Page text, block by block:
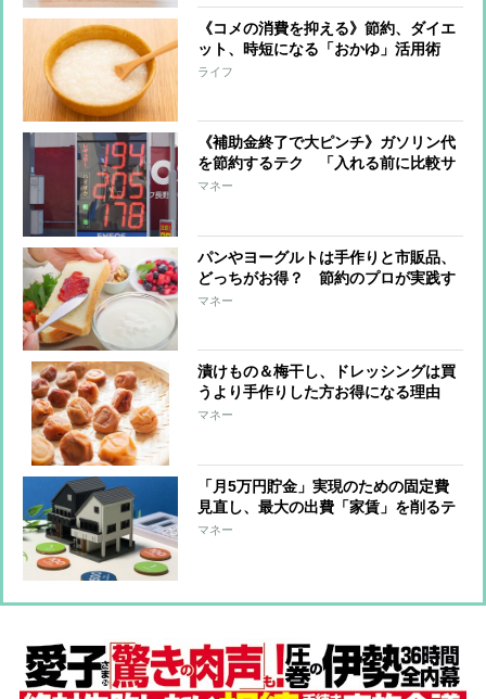
《コメの消費を抑える》節約、ダイエ
ット、時短になる「おかゆ」活用術
「少量でお腹いっぱいに」「体が温ま
ライフ
《補助金終了で大ピンチ》ガソリン代
を節約するテク 「入れる前に比較サ
イト活用」「エコドライブで燃費の向
マネー
パンやヨーグルトは手作りと市販品、
どっちがお得？ 節約のプロが実践す
るホームベーカリーやヨーグルトメー
マネー
漬けもの＆梅干し、ドレッシングは買
うより手作りした方お得になる理由
節約のプロ直伝のレシピも紹介
マネー
「月5万円貯金」実現のための固定費
見直し、最大の出費「家賃」を削るテ
クニック エアコン節電のカギは窓と
マネー